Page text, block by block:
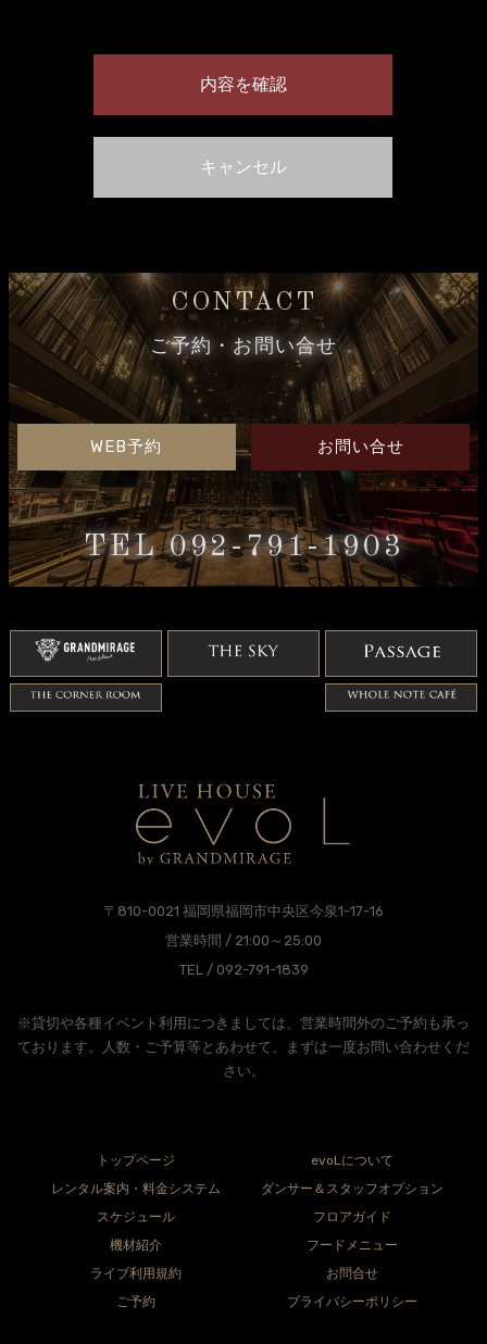
CONTACT
ご予約・お問い合せ
WEB予約 お問い合せ
TEL 092-791-1903
〒810-0021 福岡県福岡市中央区今泉1-17-16
営業時間 / 21:00～25:00
TEL / 092-791-1839
※貸切や各種イベント利用につきましては、営業時間外のご予約も承っ
ております。人数・ご予算等とあわせて、まずは一度お問い合わせくだ
さい。
トップページ
evoLについて
レンタル案内・料金システム
ダンサー＆スタッフオプション
スケジュール
フロアガイド
機材紹介
フードメニュー
ライブ利用規約
お問合せ
ご予約
プライバシーポリシー